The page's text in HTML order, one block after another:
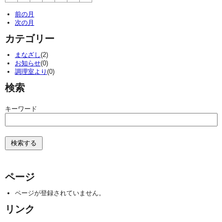
前の月
次の月
カテゴリー
まなざし(2)
お知らせ(0)
調理室より (0)
検索
キーワード
ページ
ページが登録されていません。
リンク